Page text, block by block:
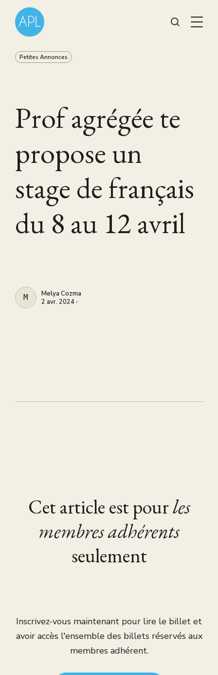
Petites Annonces
Prof agrégée te
propose un
stage de français
du 8 au 12 avril
MELYA COZMA
Melya Cozma
2 avr. 2024 ∙
Cet article est pourles
membres adhérents
seulement
Inscrivez-vous maintenant pour lire le billet et
avoir accès l'ensemble des billets réservés aux
membres adhérent.